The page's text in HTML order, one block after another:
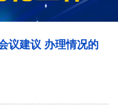
议建议 办理情况的